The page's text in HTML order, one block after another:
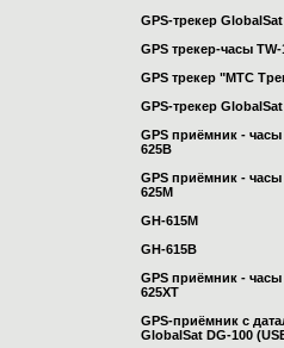
GPS-трекер
GPS трекер-часы TW-
GPS трекер "МТС
GPS-трекер
GPS приёмник -
625B
GPS приёмник -
625M
GH-615M
GH-615B
GPS приёмник -
625XT
GPS-приёмник с
GlobalSat DG-100